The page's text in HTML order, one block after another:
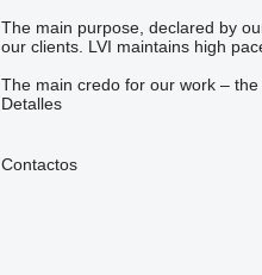
The main purpose, declared by
our clients. LVI maintains high
The main credo for our work –
Detalles
Contactos